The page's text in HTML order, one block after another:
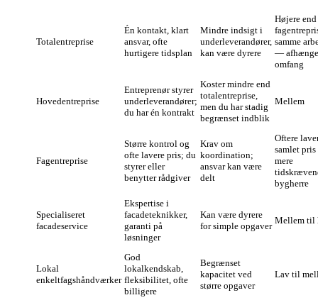
Totalentreprise
Én kontakt, klart
ansvar, ofte
hurtigere tidsplan
Mindre indsigt i
underleverandører,
kan være dyrere
Højere end
samme
—
omfang
Hovedentreprise
Entreprenør styrer
underleverandører;
du har én kontrakt
Koster mindre end
totalentreprise,
men du har stadig
begrænset indblik
Mellem
Fagentreprise
Større kontrol og
ofte lavere pris; du
styrer eller
benytter rådgiver
Krav om
koordination;
ansvar kan være
delt
Oftere
samlet pris
mere
bygherre
Specialiseret
facadeservice
Ekspertise i
facadeteknikker,
garanti på
løsninger
Kan være dyrere
for simple opgaver
Mellem til
Lokal
enkeltfagshåndværker
God
lokalkendskab,
fleksibilitet, ofte
billigere
Begrænset
kapacitet ved
større opgaver
Lav til